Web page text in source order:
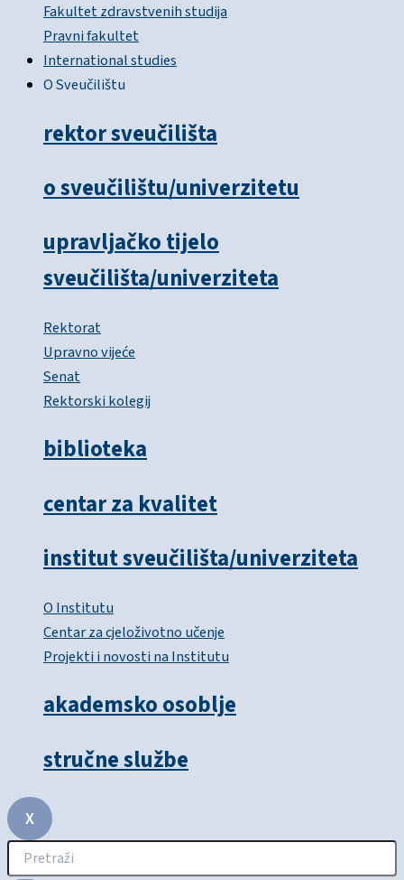
Fakultet zdravstvenih studija
Pravni fakultet
International studies
O Sveučilištu
rektor sveučilišta
o sveučilištu/univerzitetu
upravljačko tijelo
sveučilišta/univerziteta
Rektorat
Upravno vijeće
Senat
Rektorski kolegij
biblioteka
centar za kvalitet
institut sveučilišta/univerziteta
O Institutu
Centar za cjeloživotno učenje
Projekti i novosti na Institutu
akademsko osoblje
stručne službe
X